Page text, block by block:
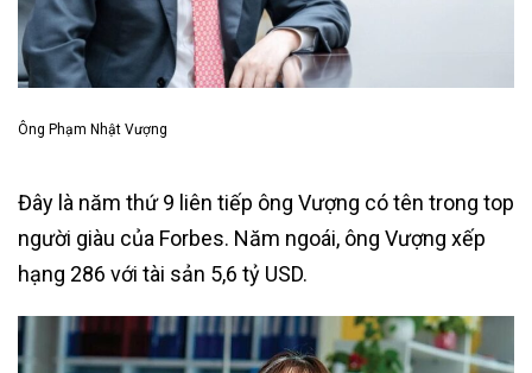
Ông Phạm Nhật Vượng
Đây là năm thứ 9 liên tiếp ông Vượng có tên trong top
người giàu của Forbes. Năm ngoái, ông Vượng xếp
hạng 286 với tài sản 5,6 tỷ USD.